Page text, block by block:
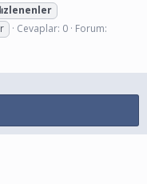
Cevaplar: 0 Forum: